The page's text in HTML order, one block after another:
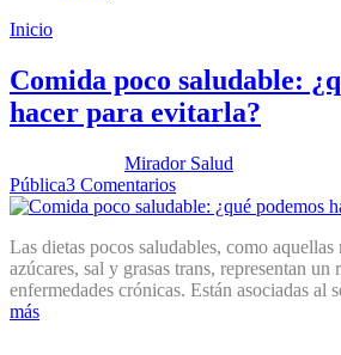
Inicio
Comida poco saludable:
hacer para evitarla?
Mirador Salud
Pública3 Comentarios
Las dietas pocos saludables, como aquellas
azúcares, sal y grasas trans, representan un
enfermedades crónicas. Están asociadas al
más